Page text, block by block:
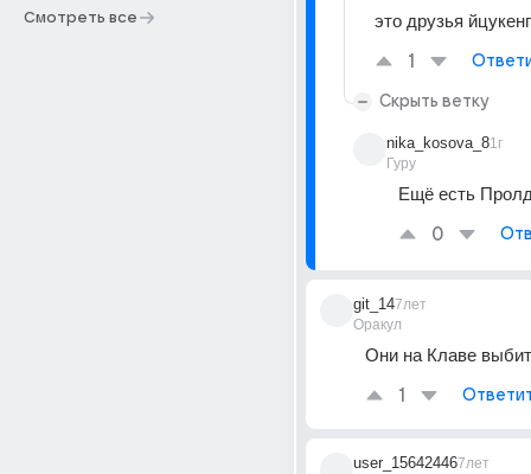
Смотреть все это друзья
1
Скрыть ветку
nika_kosova_8
Гуру
1г
Ещё есть
0
git_14
Оракул
7лет
Они на Клаве
1
user_156424467лет